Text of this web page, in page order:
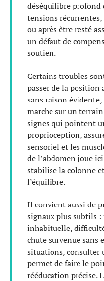
déséquilibre profond
tensions
ou après être resté
un défaut de
soutien.
Certains troubles
passer de la position
sans raison
marche sur un
signes qui pointent
proprioception,
sensoriel et les
de l’abdomen joue
stabilise la colonne
l’équilibre.
Il convient aussi de
signaux plus subtils
inhabituelle,
chute survenue sans
situations, consulter
permet de faire le
rééducation précise.